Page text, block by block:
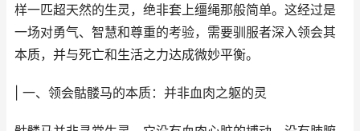
样一匹超天然的生灵，绝非套上缰绳那般简单。这经过是
一场对勇气、智慧和尊重的考验，需要驯服者深入领会其
本质，并与死亡和生活之力达成微妙平衡。
| 一、领会骷髅马的本质：并非血肉之躯的灵